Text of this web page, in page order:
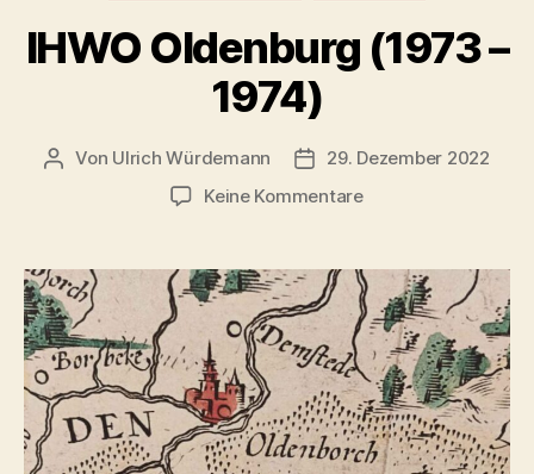
IHWO Oldenburg (1973 –
1974)
Beitragsautor
Von Ulrich Würdemann Beitragsdatum
29. Dezember 2022
Keine Kommentarezu
(1973
–
1974)